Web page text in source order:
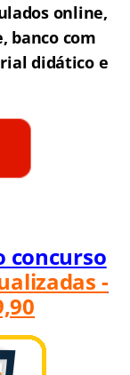
online,
banco com
didático e
concurso
-